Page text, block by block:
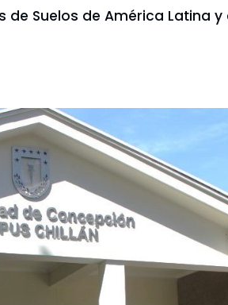
Suelos de América Latina